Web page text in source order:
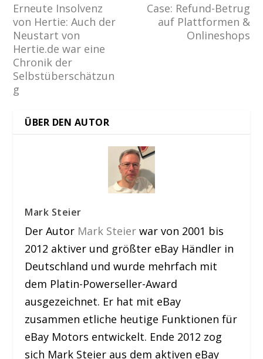
Erneute Insolvenz
von Hertie: Auch der
Neustart von
Hertie.de war eine
Chronik der
Selbstüberschätzun
g
Case: Refund-Betrug
auf Plattformen &
Onlineshops
ÜBER DEN AUTOR
Mark Steier
Der Autor Mark Steier war von 2001 bis
2012 aktiver und größter eBay Händler in
Deutschland und wurde mehrfach mit
dem Platin-Powerseller-Award
ausgezeichnet. Er hat mit eBay
zusammen etliche heutige Funktionen für
eBay Motors entwickelt. Ende 2012 zog
sich Mark Steier aus dem aktiven eBay